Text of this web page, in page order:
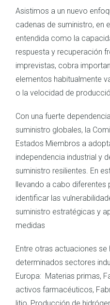
Asistimos a un nuevo
cadenas de suministro, en
entendida como la
respuesta y recuperación
imprevistas, cobra
elementos habitualmente
o la velocidad de
Con una fuerte
suministro globales, la
Estados Miembros a
independencia industrial y
suministro resilientes. En
llevando a cabo
identificar las
suministro estratégicas y
medidas
Entre otras actuaciones se
determinados sectores
Europa: Materias primas,
activos farmacéuticos,